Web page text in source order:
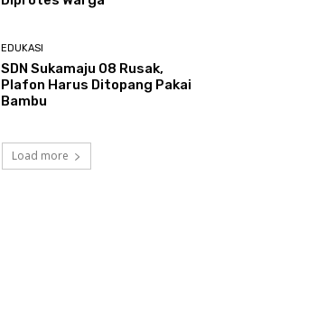
EDUKASI
SDN Sukamaju 08 Rusak,
Plafon Harus Ditopang Pakai
Bambu
Load more